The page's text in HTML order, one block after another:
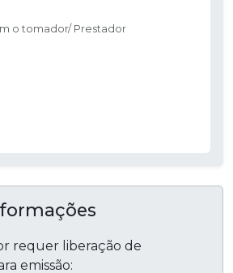
o tomador/ Prestador
requer liberação de
emissão: